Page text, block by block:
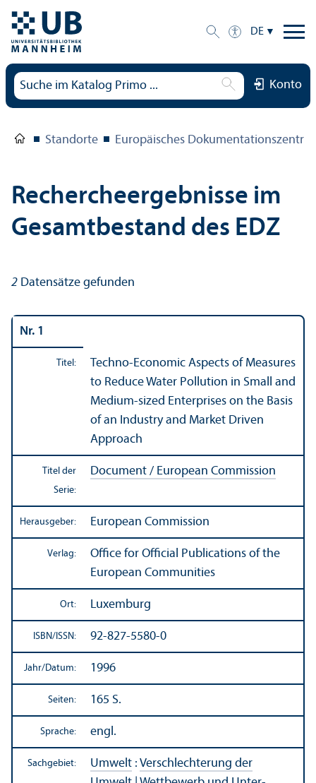
DE
Konto
Standorte Europäisches
Rechercheergebnisse im
Gesamtbestand des EDZ
2 Datensätze gefunden
Nr. 1
Titel:
Techno-Economic Aspects of Measures
to Reduce Water Pollution in Small and
Medium-sized Enterprises on the Basis
of an Industry and Market Driven
Approach
Titel der
Serie:
Document / European Commission
Herausgeber: European Commission
Verlag:
Office for Official Publications of the
European Communities
Ort: Luxemburg
ISBN/ ISSN: 92-827-5580-0
Jahr/Datum: 1996
Seiten: 165 S.
Sprache: engl.
Sachgebiet: Umwelt : Verschlechterung der